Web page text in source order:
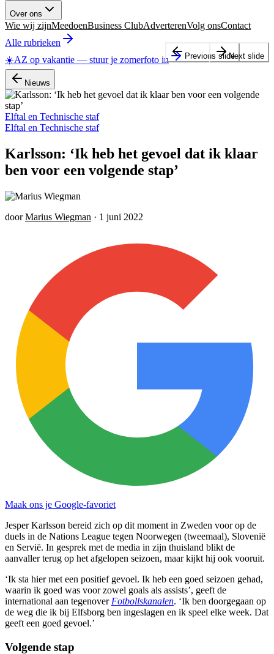
Over ons
Wie wij zijnMeedoenBusiness ClubAdverterenVolg onsContact
Alle rubrieken
☀️AZ op vakantie — stuur je zomerfoto in
Nieuws
Elftal en Technische staf
Elftal en Technische staf
Karlsson: ‘Ik heb het gevoel dat ik klaar
ben voor een volgende stap’
door Marius Wiegman · 1 juni 2022
Maak ons je Google-favoriet
Jesper Karlsson bereid zich op dit moment in Zweden voor op de
duels in de Nations League tegen Noorwegen (tweemaal), Slovenië
en Servië. In gesprek met de media in zijn thuisland blikt de
aanvaller terug op het afgelopen seizoen, maar kijkt hij ook vooruit.
‘Ik sta hier met een positief gevoel. Ik heb een goed seizoen gehad,
waarin ik goed was voor zowel goals als assists’, geeft de
international aan tegenover Fotbollskanalen. ‘Ik ben doorgegaan op
de weg die ik bij Elfsborg ben ingeslagen en ik speel elke week. Dat
geeft een goed gevoel.’
Volgende stap
Previous slideNext slide